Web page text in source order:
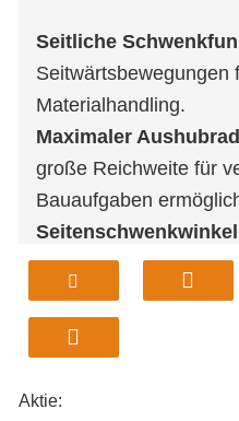
Seitliche
Seitwärtsbewegungen
Materialhandling.
Maximaler
große Reichweite für
Bauaufgaben
Manövrierfähigkeit und
Raum verbessert.
Motorleistung:
robuste Leistung und
gewährleistet.
Aktie: